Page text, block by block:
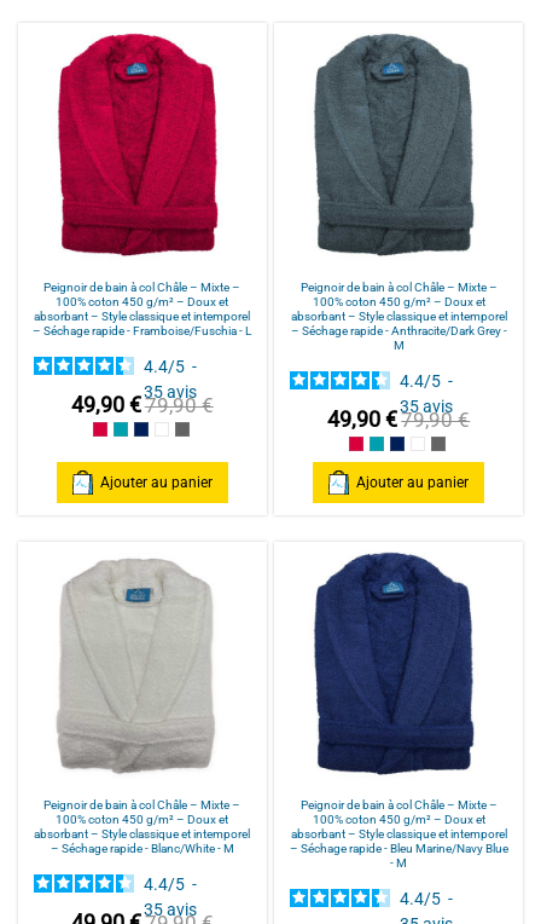
Peignoir de bain à col Châle – Mixte –
100% coton 450 g/m² – Doux et
absorbant – Style classique et intemporel
– Séchage rapide - Framboise/Fuschia - L
4.4/5 -
35avis
49,90 €79,90 €
Framboise/Fuschia
Bleu Canard
Bleu Marine/Navy Blue
Blanc/White
Anthracite/Dark Grey
Ajouter au panier
Peignoir de bain à col Châle – Mixte –
100% coton 450 g/m² – Doux et
absorbant – Style classique et intemporel
– Séchage rapide - Anthracite/Dark Grey -
M
4.4/5 -
35avis
49,90 €79,90 €
Framboise/Fuschia
Bleu Canard
Bleu Marine/Navy
Blanc/White
Anthracite/
Ajouter au panier
Peignoir de bain à col Châle – Mixte –
100% coton 450 g/m² – Doux et
absorbant – Style classique et intemporel
– Séchage rapide - Blanc/White - M
4.4/5 -
35avis
Peignoir de bain à col Châle – Mixte –
100% coton 450 g/m² – Doux et
absorbant – Style classique et intemporel
– Séchage rapide - Bleu Marine/Navy Blue
- M
4.4/5 -